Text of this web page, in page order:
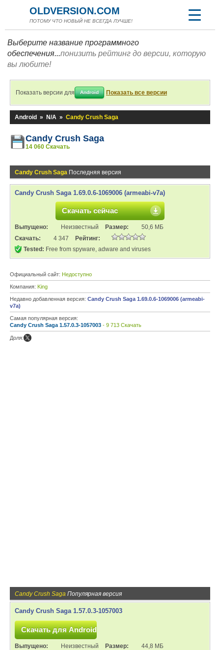
OLDVERSION.COM
ПОТОМУ ЧТО НОВЫЙ НЕ ВСЕГДА ЛУЧШЕ!
Выберите название программного
обеспечения...понизить рейтинг до версии, которую
вы любите!
Показать версии для Android Показать все версии
Android » N/A » Candy Crush Saga
Candy Crush Saga
14 060 Скачать
Candy Crush Saga Последняя версия
Candy Crush Saga 1.69.0.6-1069006 (armeabi-v7a)
Скачать сейчас
Выпущено: Неизвестный Размер:
50,6 МБ
Скачать:
4 347
Рейтинг:
Tested: Free from spyware, adware and viruses
Официальный сайт: Недоступно
Компания: King
Недавно добавленная версия: Candy Crush Saga 1.69.0.6-1069006 (armeabi-
v7a)
Самая популярная версия:
Candy Crush Saga 1.57.0.3-1057003 - 9 713 Скачать
Доля:
Candy Crush Saga Популярная версия
Candy Crush Saga 1.57.0.3-1057003
Выпущено: Неизвестный Размер:
44,8 МБ